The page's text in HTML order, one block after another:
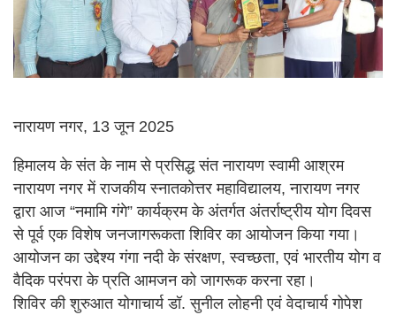
नारायण नगर, 13 जून 2025
हिमालय के संत के नाम से प्रसिद्ध संत नारायण स्वामी आश्रम
नारायण नगर में राजकीय स्नातकोत्तर महाविद्यालय, नारायण नगर
द्वारा आज “नमामि गंगे” कार्यक्रम के अंतर्गत अंतर्राष्ट्रीय योग दिवस
से पूर्व एक विशेष जनजागरूकता शिविर का आयोजन किया गया।
आयोजन का उद्देश्य गंगा नदी के संरक्षण, स्वच्छता, एवं भारतीय योग व
वैदिक परंपरा के प्रति आमजन को जागरूक करना रहा।
शिविर की शुरुआत योगाचार्य डॉ. सुनील लोहनी एवं वेदाचार्य गोपेश